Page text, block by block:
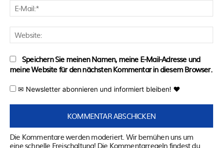
Speichern Sie meinen Namen, meine E-Mail-Adresse und
meine Website für den nächsten Kommentar in diesem Browser.
✉ Newsletter abonnieren und informiert bleiben! ♥
Die Kommentare werden moderiert. Wir bemühen uns um
eine schnelle Freischaltung! Die Kommentarregeln findest du